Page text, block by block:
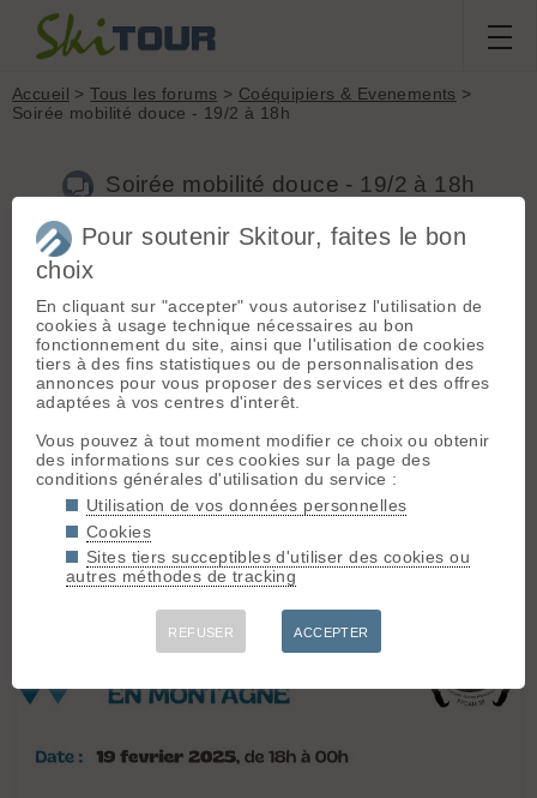
Accueil >Tous les forums > Coéquipiers & Evenements >
Soirée mobilité douce - 19/2 à 18h
Soirée mobilité douce - 19/2 à 18h
Nouveau sujet
N
NicoG[122posts] - Le 19/02/2025 09:45
Bonjour,
Les équipes jeunes alpinistes FFCAM38 organisent une nuit
de la mobilité douce, avec une première partie axée sur le
sorties locales autour de Grenoble.
L’événement physique a été très rapidement rempli mais avec
la complicité de Yoan de la chaine YT « montagnons » nous
vous proposons un « live » à l’adresse
youtube.com/live/6ocg3P8mbh8
Pour soutenir Skitour, faites le bon
choix
En cliquant sur "accepter" vous autorisez l'utilisation de
cookies à usage technique nécessaires au bon
fonctionnement du site, ainsi que l'utilisation de cookies
tiers à des fins statistiques ou de personnalisation des
annonces pour vous proposer des services et des offres
adaptées à vos centres d'interêt.
Vous pouvez à tout moment modifier ce choix ou obtenir
des informations sur ces cookies sur la page des
conditions générales d'utilisation du service :
Utilisation de vos données personnelles
Cookies
Sites tiers succeptibles d'utiliser des cookies ou
autres méthodes de tracking
REFUSER ACCEPTER